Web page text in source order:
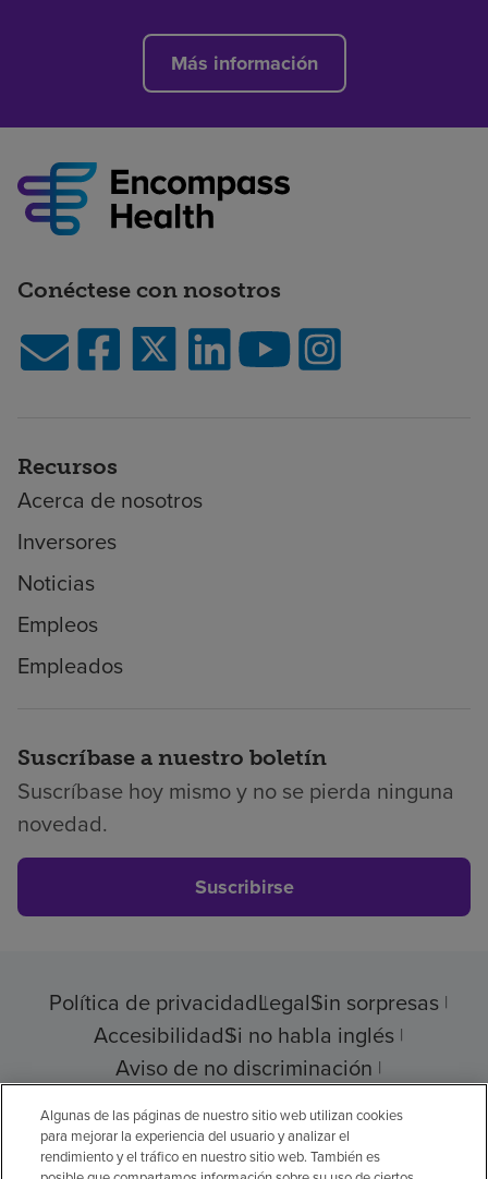
Más información
Conéctese con nosotros
Recursos
Acerca de nosotros
Inversores
Noticias
Empleos
Empleados
Suscríbase a nuestro boletín
Suscríbase hoy mismo y no se pierda ninguna
novedad.
Suscribirse
Política de privacidadLegalSin sorpresas
AccesibilidadSi no habla inglés
Aviso de no discriminación
Cumplimiento de los proveedores
Algunas de las páginas de nuestro sitio web utilizan cookies
para mejorar la experiencia del usuario y analizar el
rendimiento y el tráfico en nuestro sitio web. También es